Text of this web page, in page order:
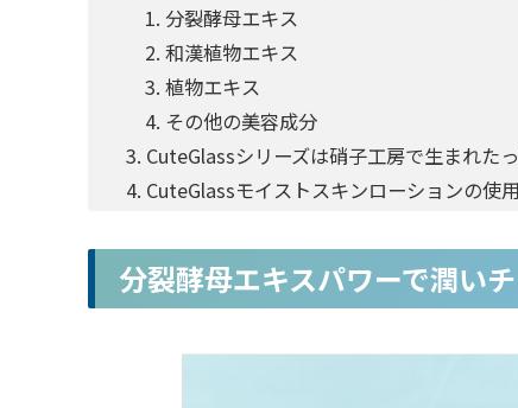
分裂酵母エキス
和漢植物エキス
植物エキス
その他の美容成分
CuteGlassシリーズは硝子工房で生まれた
CuteGlassモイストスキンローションの使
分裂酵母エキスパワーで潤い